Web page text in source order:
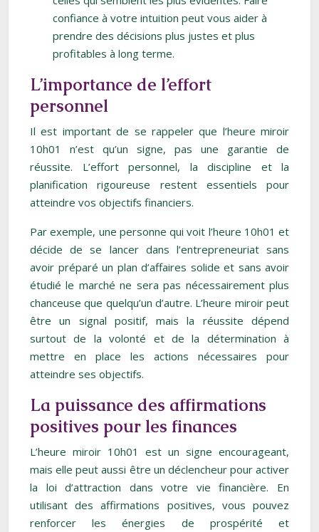
confiance à votre intuition peut vous aider à
prendre des décisions plus justes et plus
profitables à long terme.
L’importance de l’effort
personnel
Il est important de se rappeler que l’heure miroir
10h01 n’est qu’un signe, pas une garantie de
réussite. L’effort personnel, la discipline et la
planification rigoureuse restent essentiels pour
atteindre vos objectifs financiers.
Par exemple, une personne qui voit l’heure 10h01 et
décide de se lancer dans l’entrepreneuriat sans
avoir préparé un plan d’affaires solide et sans avoir
étudié le marché ne sera pas nécessairement plus
chanceuse que quelqu’un d’autre. L’heure miroir peut
être un signal positif, mais la réussite dépend
surtout de la volonté et de la détermination à
mettre en place les actions nécessaires pour
atteindre ses objectifs.
La puissance des affirmations
positives pour les finances
L’heure miroir 10h01 est un signe encourageant,
mais elle peut aussi être un déclencheur pour activer
la loi d’attraction dans votre vie financière. En
utilisant des affirmations positives, vous pouvez
renforcer les énergies de prospérité et